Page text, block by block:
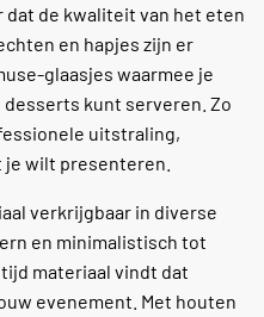
de kwaliteit van het eten
en hapjes zijn er
glaasjes waarmee je
kunt serveren. Zo
uitstraling,
wilt presenteren.
verkrijgbaar in diverse
en minimalistisch tot
materiaal vindt dat
evenement. Met houten